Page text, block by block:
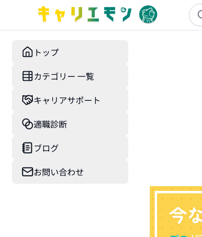
トップ
カテゴリー 一覧
キャリアサポート
適職診断
ブログ
お問い合わせ
今